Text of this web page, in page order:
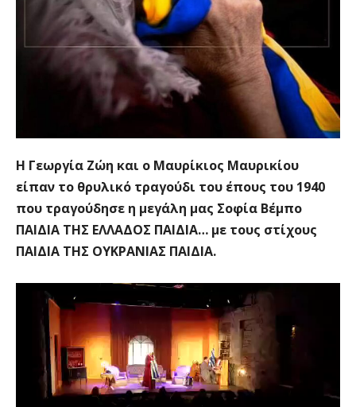
Η Γεωργία Ζώη και ο Μαυρίκιος Μαυρικίου
είπαν το θρυλικό τραγούδι του έπους του 1940
που τραγούδησε η μεγάλη μας Σοφία Βέμπο
ΠΑΙΔΙΑ ΤΗΣ ΕΛΛΑΔΟΣ ΠΑΙΔΙΑ… με τους στίχους
ΠΑΙΔΙΑ ΤΗΣ ΟΥΚΡΑΝΙΑΣ ΠΑΙΔΙΑ.